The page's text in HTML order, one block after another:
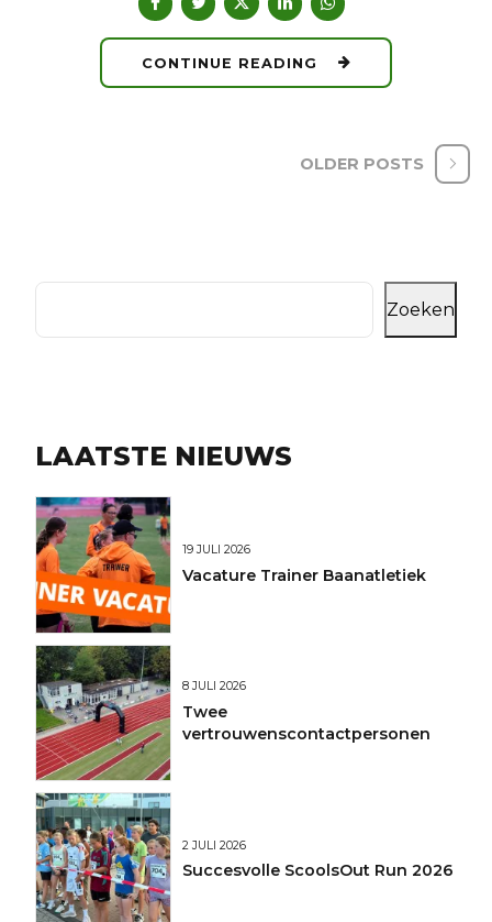
CONTINUE READING
OLDER POSTS
Zoeken
LAATSTE NIEUWS
19 JULI 2026
Vacature Trainer Baanatletiek
8 JULI 2026
Twee
vertrouwenscontactpersonen
2 JULI 2026
Succesvolle ScoolsOut Run 2026